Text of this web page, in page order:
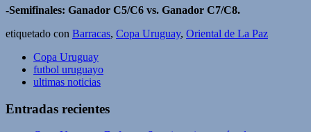
-Semifinales: Ganador C5/C6 vs. Ganador C7/C8.
etiquetado con Barracas, Copa Uruguay, Oriental de La Paz
Copa Uruguay
futbol uruguayo
ultimas noticias
Entradas recientes